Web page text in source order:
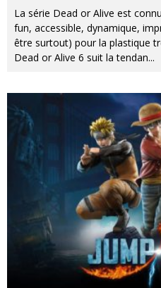
La série Dead or Alive est
fun, accessible, dynamique,
être surtout) pour la plastique
Dead or Alive 6 suit la tendan...